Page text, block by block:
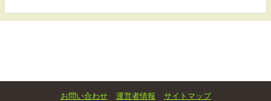
お問い合わせ 運営者情報
サイトマップ